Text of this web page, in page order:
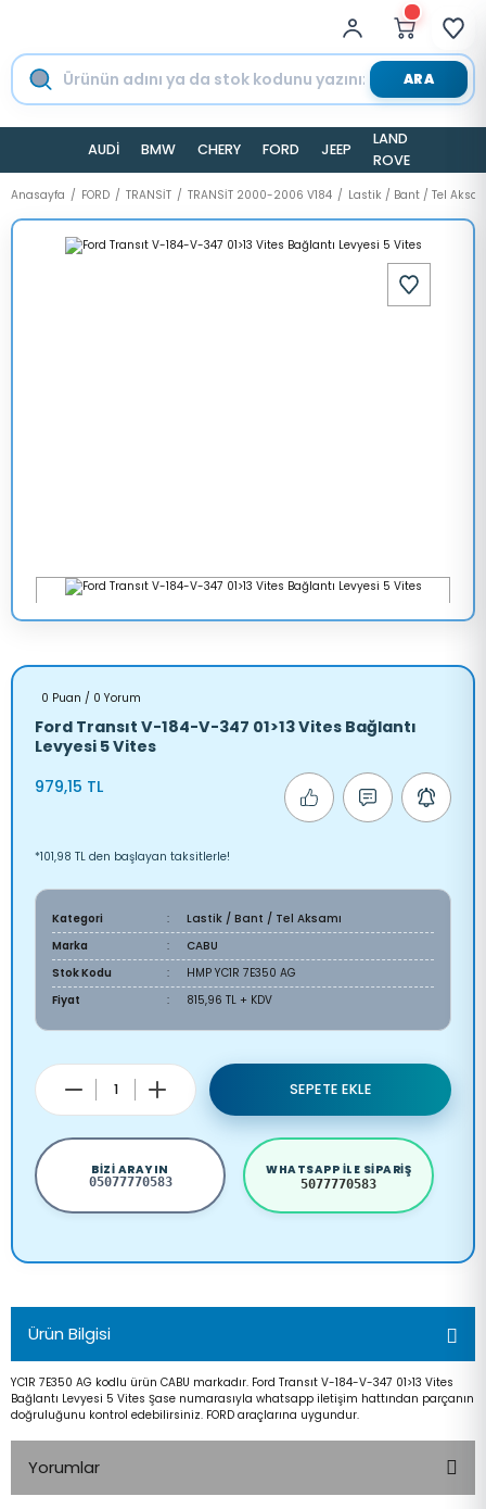
ARA
AUDİ BMW CHERY FORD JEEP
LAND
ROVER
Anasayfa FORD TRANSİT TRANSİT 2000-2006 V184 Lastik / Bant / Tel
0 Puan / 0 Yorum
Ford Transıt V-184-V-347 01>13 Vites Bağlantı
Levyesi 5 Vites
979,15 TL
*101,98 TL den başlayan taksitlerle!
Kategori
Lastik / Bant / Tel Aksamı
Marka
CABU
Stok Kodu
HMP YC1R 7E350 AG
Fiyat
815,96 TL + KDV
SEPETE EKLE
BIZI ARAYIN
05077770583
WHATSAPP ILE SIPARIŞ
5077770583
Ürün Bilgisi
YC1R 7E350 AG kodlu ürün CABU markadır. Ford Transıt V-184-V-347 01>13 Vites
Bağlantı Levyesi 5 Vites Şase numarasıyla whatsapp iletişim hattından parçanın
doğruluğunu kontrol edebilirsiniz. FORD araçlarına uygundur.
Yorumlar